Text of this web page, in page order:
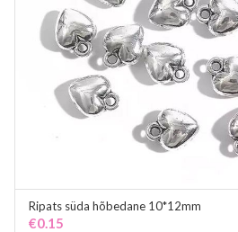
ADD TO CART
Ripats süda hõbedane 10*12mm
€0.15